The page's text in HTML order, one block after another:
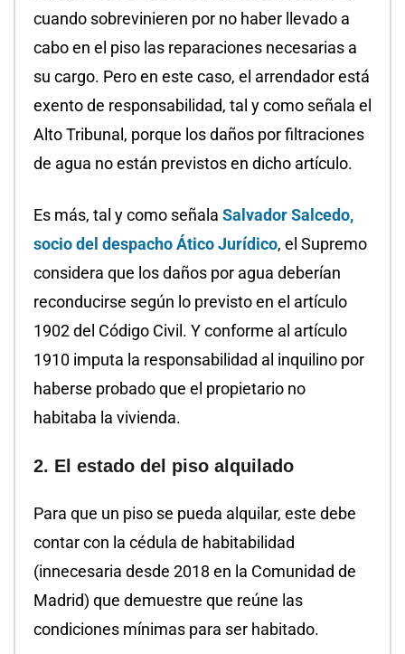
cuando sobrevinieren por no haber llevado a
cabo en el piso las reparaciones necesarias a
su cargo. Pero en este caso, el arrendador está
exento de responsabilidad, tal y como señala el
Alto Tribunal, porque los daños por filtraciones
de agua no están previstos en dicho artículo.
Es más, tal y como señala Salvador Salcedo,
socio del despacho Ático Jurídico, el Supremo
considera que los daños por agua deberían
reconducirse según lo previsto en el artículo
1902 del Código Civil. Y conforme al artículo
1910 imputa la responsabilidad al inquilino por
haberse probado que el propietario no
habitaba la vivienda.
2. El estado del piso alquilado
Para que un piso se pueda alquilar, este debe
contar con la cédula de habitabilidad
(innecesaria desde 2018 en la Comunidad de
Madrid) que demuestre que reúne las
condiciones mínimas para ser habitado.